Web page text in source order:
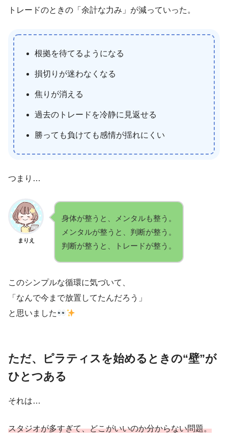
トレードのときの「余計な力み」が減っていった。
根拠を待てるようになる
損切りが迷わなくなる
焦りが消える
過去のトレードを冷静に見返せる
勝っても負けても感情が揺れにくい
つまり…
まりえ
身体が整うと、メンタルも整う。
メンタルが整うと、判断が整う。
判断が整うと、トレードが整う。
このシンプルな循環に気づいて、
「なんで今まで放置してたんだろう」
と思いました
ただ、ピラティスを始めるときの“壁”が
ひとつある
それは…
スタジオが多すぎて、どこがいいのか分からない問題。